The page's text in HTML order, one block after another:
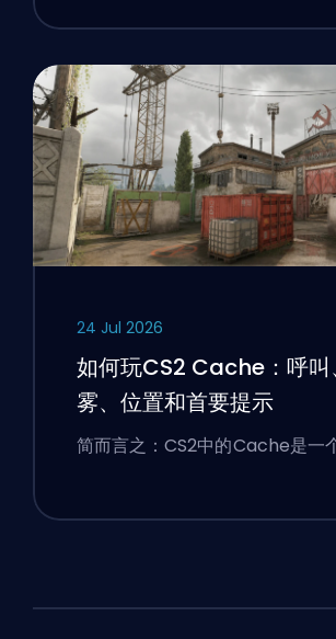
24 Jul 2026
如何玩CS2 Cache：呼叫
雾、位置和首要提示
简而言之：CS2中的Cache是一